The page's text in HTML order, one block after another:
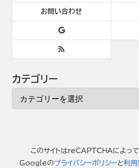
お問い合わせ
カテゴリー
このサイトはreCAPTCHAによって
Googleのプライバシーポリシーと利用